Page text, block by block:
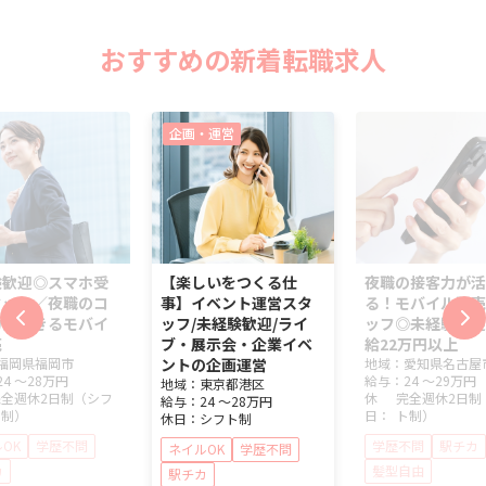
おすすめの新着転職求人
迎◎スマホ受
フ／夜職のコ
活きるモバイ
岡県福岡市
～28万円
週休2日制（シフ
）
学歴不問
企画・運営
【楽しいをつくる仕
事】イベント運営スタ
ッフ/未経験歓迎/ライ
ブ・展示会・企業イベ
ントの企画運営
地域： 東京都港区
給与： 24 ～28万円
休日： シフト制
ネイルOK
学歴不問
駅チカ
夜職の接客力が
る！モバイル販
ッフ◎未経験歓
給22万円以上
地域： 愛知県名古屋
給与： 24 ～29万円
休
日：
完全週休2日制
ト制）
学歴不問
駅チカ
髪型自由